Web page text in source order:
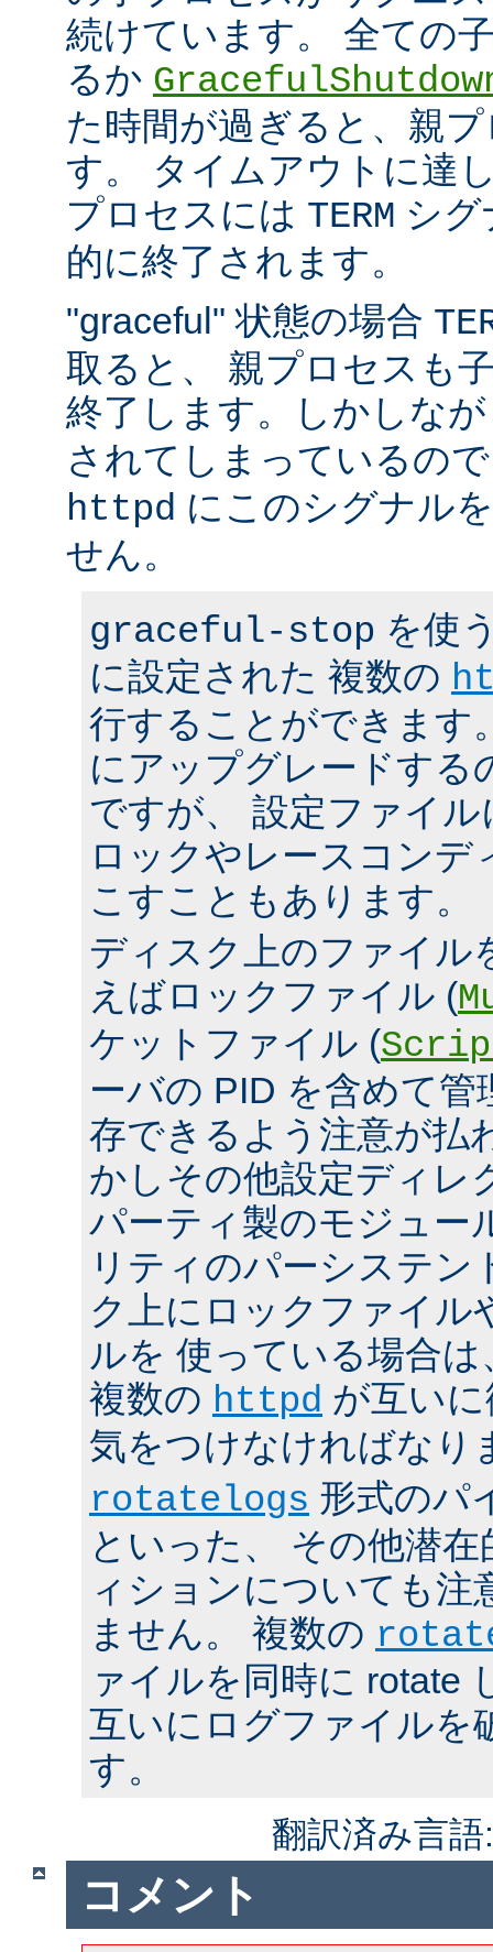
続けています。 全ての
るか
た時間が過ぎると、親
す。 タイムアウトに達
プロセスには TERM シ
的に終了されます。
"graceful" 状態の場合
取ると、 親プロセスも
終了します。しかしな
されてしまっているの
httpd にこのシグナル
せん。
graceful-stop を使
に設定された 複数の
行することができます
にアップグレードする
ですが、 設定ファイ
ロックやレースコンデ
こすこともあります。
ディスク上のファイル
えばロックファイル (
ケットファイル (
ーバの PID を含めて
存できるよう注意が払
かしその他設定ディレ
パーティ製のモジュー
リティのパーシステン
ク上にロックファイル
ルを 使っている場合
複数の httpd が互い
気をつけなければなり
rotatelogs 形式のパ
といった、 その他潜
ィションについても注
ません。 複数の
ァイルを同時に rotate
互いにログファイルを
す。
翻訳済み言
コメント